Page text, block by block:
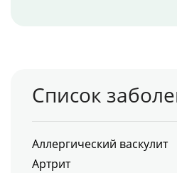
Список
Аллергический васкулит
Артрит